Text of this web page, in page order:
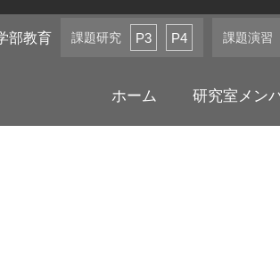
部教育 課題研究 P3 P4 課題演習
ホーム 研究室メン